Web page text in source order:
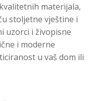
materijala,
stoljetne vještine i
uzorci i živopisne
i moderne
u vaš dom ili